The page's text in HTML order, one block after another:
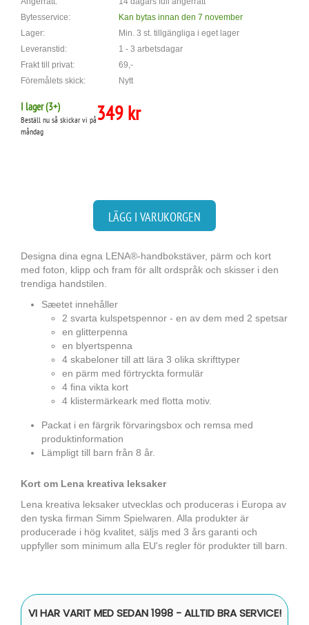
Bytesservice:
Kan bytas innan den 7 november
Lager:
Min. 3 st. tillgängliga i eget lager
Leveranstid:
1 - 3 arbetsdagar
Frakt till privat:
69,-
Föremålets skick:
Nytt
I lager (3+)
Beställ nu så skickar vi på
måndag
349 kr
LÄGG I VARUKORGEN
Designa dina egna LENA®-handbokstäver, pärm och kort
med foton, klipp och fram för allt ordspråk och skisser i den
trendiga handstilen.
Sæetet innehåller
2 svarta kulspetspennor - en av dem med 2 spetsar
en glitterpenna
en blyertspenna
4 skabeloner till att lära 3 olika skrifttyper
en pärm med förtryckta formulär
4 fina vikta kort
4 klistermärkeark med flotta motiv.
Packat i en färgrik förvaringsbox och remsa med
produktinformation
Lämpligt till barn från 8 år.
Kort om Lena kreativa leksaker
Lena kreativa leksaker utvecklas och produceras i Europa av
den tyska firman Simm Spielwaren. Alla produkter är
producerade i hög kvalitet, säljs med 3 års garanti och
uppfyller som minimum alla EU's regler för produkter till barn.
VI HAR VARIT MED SEDAN 1998 - ALLTID BRA SERVICE!